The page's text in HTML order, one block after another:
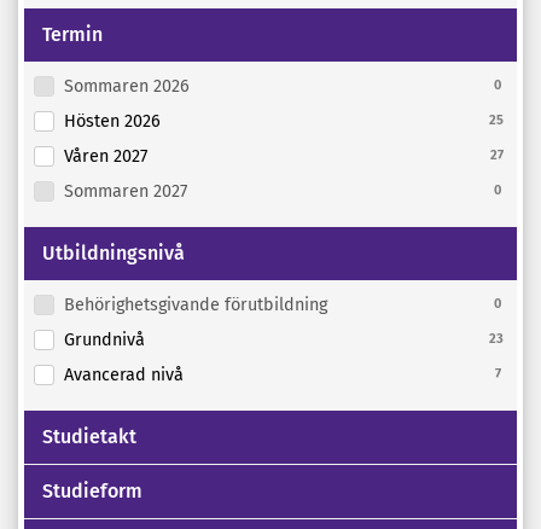
Termin
Sommaren 2026 0
Hösten 2026 25
Våren 2027 27
Sommaren 2027 0
Utbildningsnivå
Behörighetsgivande förutbildning 0
Grundnivå 23
Avancerad nivå 7
Studietakt
Studieform